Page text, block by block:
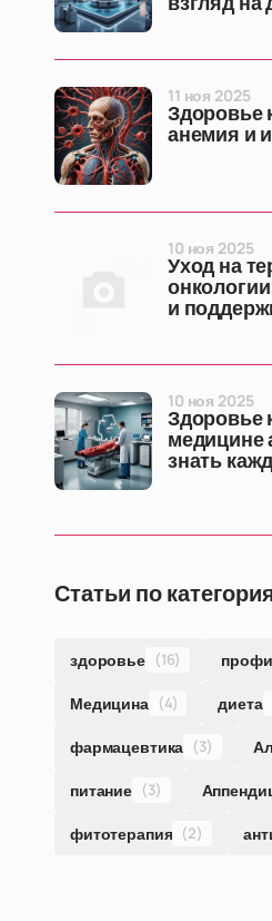
Здоровье
анемия и
11 ноя 2025
Уход на
и
10 ноя 2025
Здоровье
медицине
знать
10 ноя 2025
Статьи по
здоровье (16)
Медицина (4) диета
фармацевтика (3)
питание (3)
фитотерапия (2)